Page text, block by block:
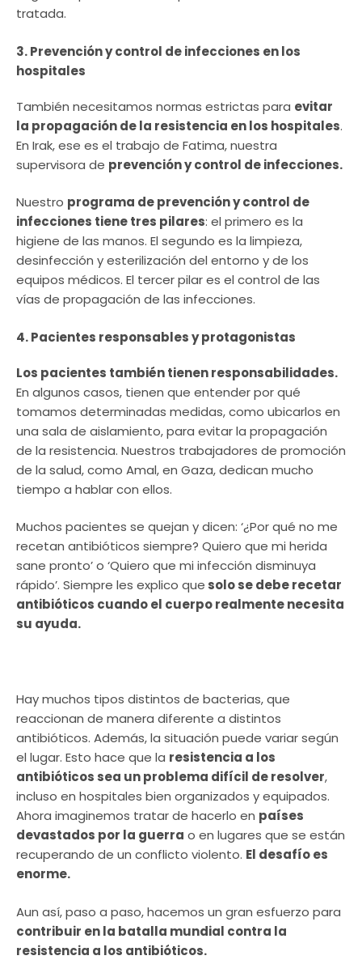
tratada.
3. Prevención y control de infecciones en los
hospitales
También necesitamos normas estrictas para evitar
la propagación de la resistencia en los hospitales.
En Irak, ese es el trabajo de Fatima, nuestra
supervisora de prevención y control de infecciones.
Nuestro programa de prevención y control de
infecciones tiene tres pilares: el primero es la
higiene de las manos. El segundo es la limpieza,
desinfección y esterilización del entorno y de los
equipos médicos. El tercer pilar es el control de las
vías de propagación de las infecciones.
4. Pacientes responsables y protagonistas
Los pacientes también tienen responsabilidades.
En algunos casos, tienen que entender por qué
tomamos determinadas medidas, como ubicarlos en
una sala de aislamiento, para evitar la propagación
de la resistencia. Nuestros trabajadores de promoción
de la salud, como Amal, en Gaza, dedican mucho
tiempo a hablar con ellos.
Muchos pacientes se quejan y dicen: ‘¿Por qué no me
recetan antibióticos siempre? Quiero que mi herida
sane pronto’ o ‘Quiero que mi infección disminuya
rápido’. Siempre les explico que solo se debe recetar
antibióticos cuando el cuerpo realmente necesita
su ayuda.
Hay muchos tipos distintos de bacterias, que
reaccionan de manera diferente a distintos
antibióticos. Además, la situación puede variar según
el lugar. Esto hace que la resistencia a los
antibióticos sea un problema difícil de resolver,
incluso en hospitales bien organizados y equipados.
Ahora imaginemos tratar de hacerlo en países
devastados por la guerra o en lugares que se están
recuperando de un conflicto violento. El desafío es
enorme.
Aun así, paso a paso, hacemos un gran esfuerzo para
contribuir en la batalla mundial contra la
resistencia a los antibióticos.